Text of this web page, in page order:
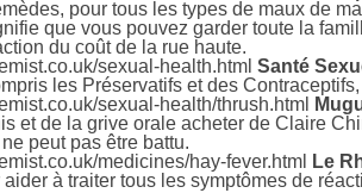
pour tous les types de maux de
que vous pouvez garder toute la
du coût de la rue haute.
sexual-health.html Santé
les Préservatifs et des
sexual-health/thrush.html
et de la grive orale acheter de Claire
peut pas être battu.
medicines/hay-fever.html
Le
à traiter tous les symptômes de